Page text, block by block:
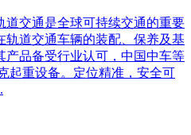
道交通是全球可持续交通的重要
轨道交通车辆的装配、保养及基
产品备受行业认可，中国中车等
起重设备。定位精准，安全可